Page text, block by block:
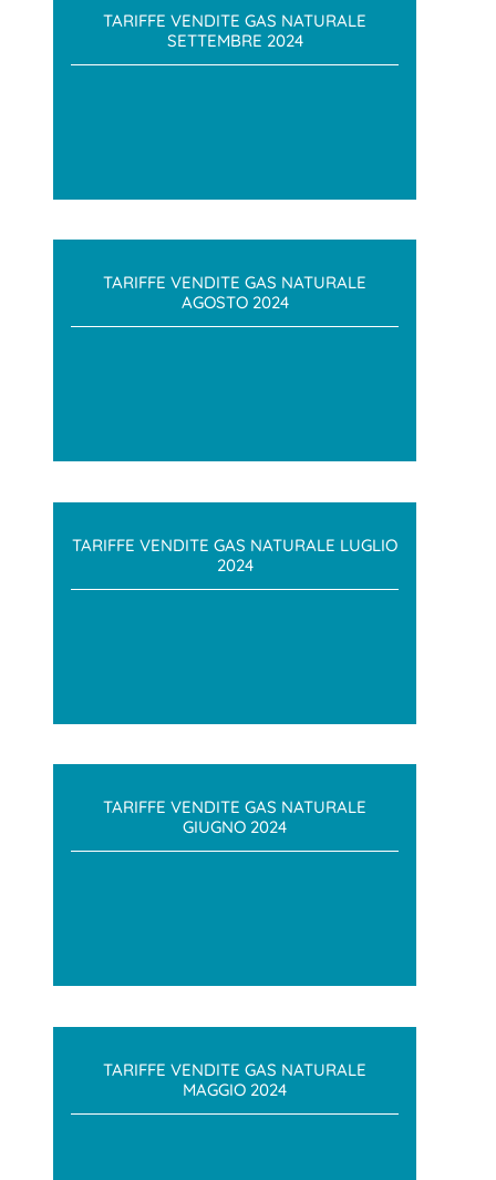
TARIFFE VENDITE GAS NATURALE
SETTEMBRE 2024
TARIFFE VENDITE GAS NATURALE
AGOSTO 2024
TARIFFE VENDITE GAS NATURALE LUGLIO
2024
TARIFFE VENDITE GAS NATURALE
GIUGNO 2024
TARIFFE VENDITE GAS NATURALE
MAGGIO 2024